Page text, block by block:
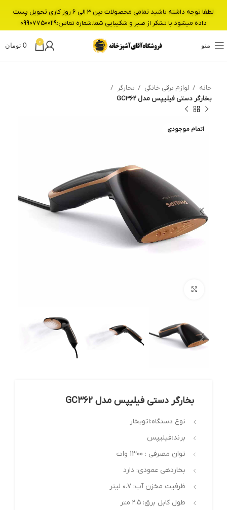
منو
0
0 تومان
خانه لوازم برقی خانگی
بخارگر
بخارگر دستی فیلیپس مدل GC362
اتمام موجودی
بخارگر دستی فیلیپس مدل GC362
نوع دستگاه:اتوبخار
برند:فیلیپس
توان مصرفی : 1300 وات
بخاردهی عمودی: دارد
ظرفیت مخزن آب: ۰.۷ لیتر
طول کابل برق: ۲.۵ متر
لطفا توجه داشته باشید تمامی محصولات بین 3 الی 6 روز کاری تحویل پست
داده میشود.با تشکر از صبر و شکیبایی شما.شماره تماس:09907750029